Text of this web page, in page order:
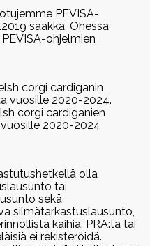
alaosasto
alaosasto
kasvuhäiriö
ja -
2025
2025
2024
2026 Turku
2025
PEVISA-
saakka. Ohessa
ohjelmien
corgi cardiganin
vuosille 2020-2024.
corgi cardiganien
2020-2024
olla
tai
sekä
silmätarkastuslausunto,
kaihia, PRA:ta tai
ei rekisteröidä.